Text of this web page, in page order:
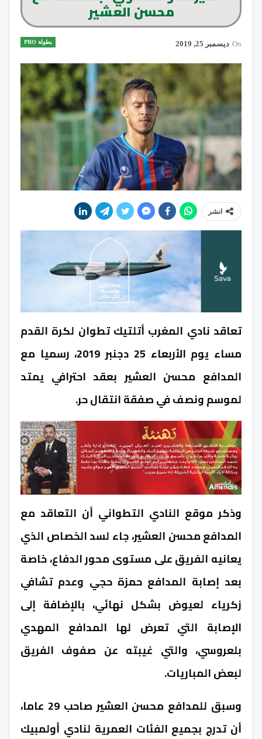
محسن العشير
بطولة PRO On ديسمبر 25, 2019
انشر
تعاقد نادي المغرب أتلتيك تطوان لكرة القدم
مساء يوم الأربعاء 25 دجنبر 2019، رسميا مع
المدافع محسن العشير بعقد احترافي يمتد
لموسم ونصف في صفقة انتقال حر.
وذكر موقع النادي التطواني أن التعاقد مع
المدافع محسن العشير، جاء لسد الخصاص الذي
يعانيه الفريق على مستوى محور الدفاع، خاصة
بعد إصابة المدافع حمزة حجي وعدم تشافي
زكرياء لعيوض بشكل نهائي، بالإضافة إلى
الإصابة التي تعرض لها المدافع المهدي
بلعروسي، والتي غيبته عن صفوف الفريق
لبعض المباريات.
وسبق للمدافع محسن العشير صاحب 29 عاما،
أن تدرج بجميع الفئات العمرية لنادي أولمبيك